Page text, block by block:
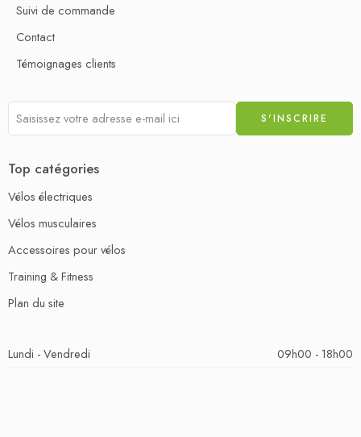
Suivi de commande
Contact
Témoignages clients
Top catégories
Vélos électriques
Vélos musculaires
Accessoires pour vélos
Training & Fitness
Plan du site
Lundi - Vendredi 09h00 - 18h00